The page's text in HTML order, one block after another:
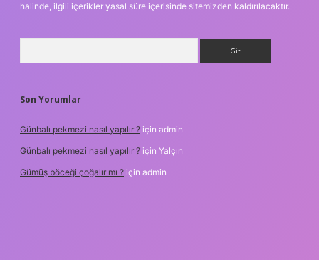
halinde, ilgili içerikler yasal süre içerisinde sitemizden kaldırılacaktır.
Son Yorumlar
Günbalı pekmezi nasıl yapılır ? için admin
Günbalı pekmezi nasıl yapılır ? için Yalçın
Gümüş böceği çoğalır mı ? için admin